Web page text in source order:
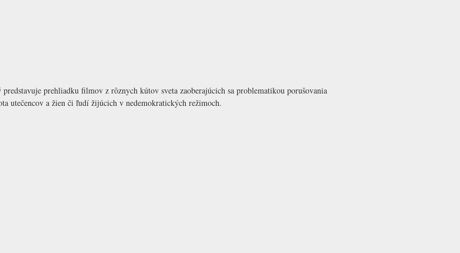
prehliadku filmov z rôznych kútov sveta zaoberajúcich sa problematikou porušovania
utečencov a žien či ľudí žijúcich v nedemokratických režimoch.